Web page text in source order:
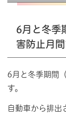
6月と冬季
害防止月
6月と冬季期間
す。
自動車から排出